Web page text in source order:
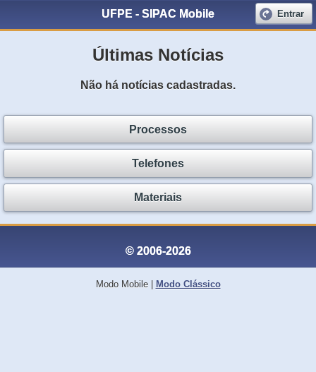
UFPE - SIPAC Mobile Entrar
Últimas Notícias
Não há notícias cadastradas.
Processos
Telefones
Materiais
© 2006-2026
Modo Mobile| Modo Clássico